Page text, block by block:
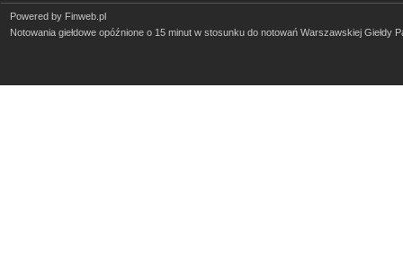
Powered by Finweb.pl
Notowania giełdowe opóźnione o 15 minut w stosunku do notowań Warszawskiej Giełdy